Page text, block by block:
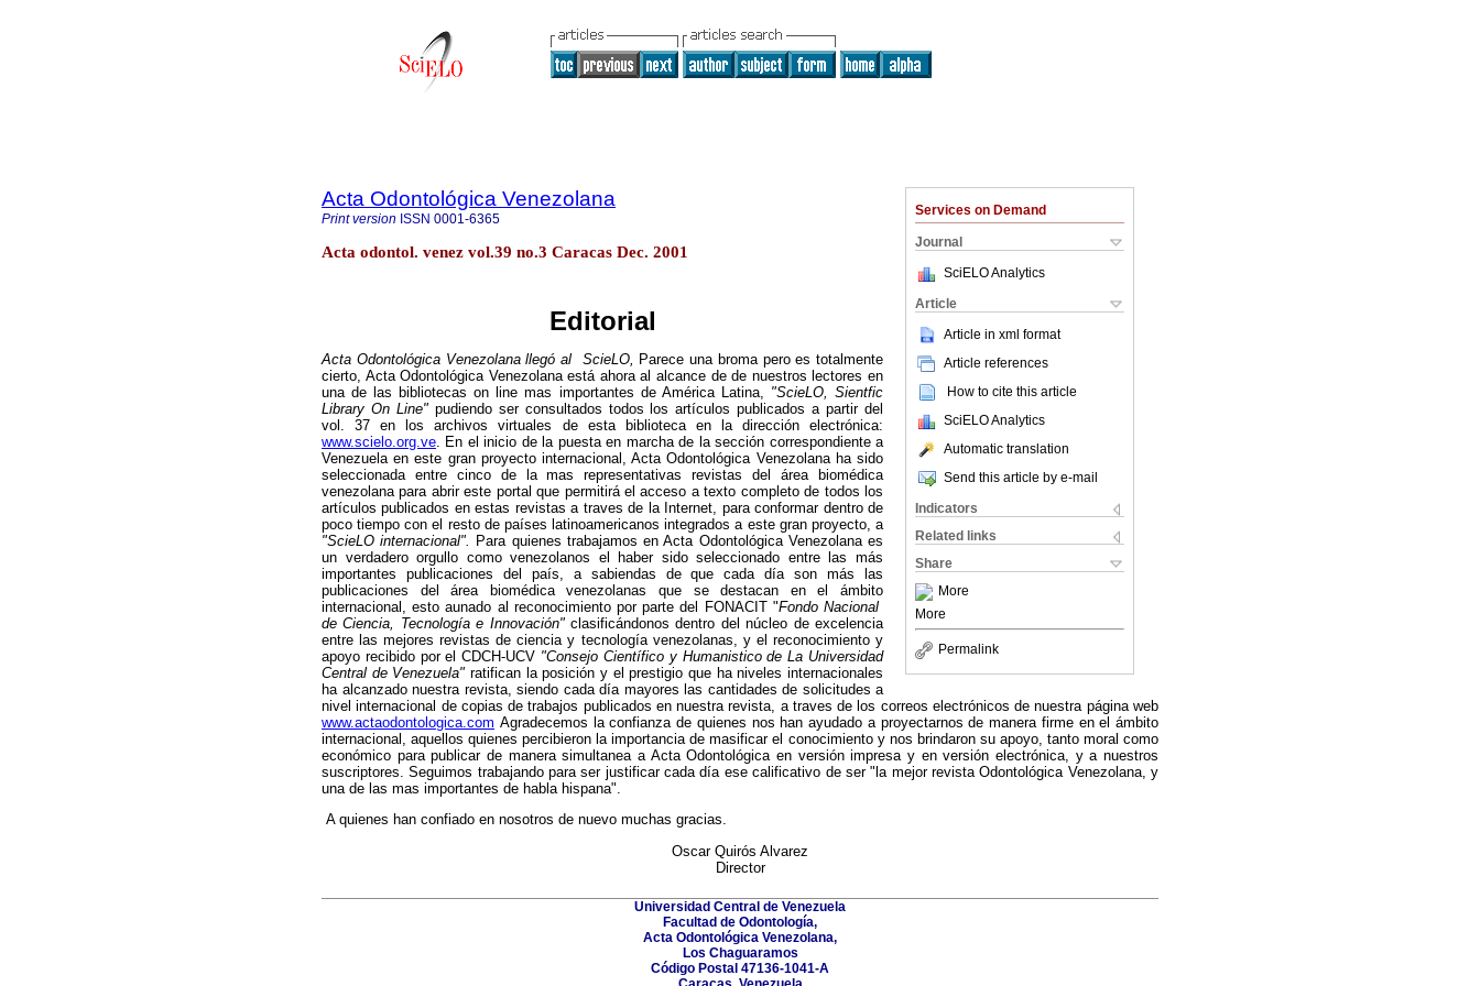
Services on Demand
Journal
SciELO Analytics
Article
Article in xml format
Article references
How to cite this article
SciELO Analytics
Automatic translation
Send this article by e-mail
Indicators
Related links
Share
More
More
Permalink
Acta Odontológica Venezolana
Print version ISSN 0001-6365
Acta odontol. venez vol.39 no.3 Caracas Dec. 2001
Editorial
Acta Odontológica Venezolana llegó al ScieLO, Parece una broma pero es totalmente
cierto, Acta Odontológica Venezolana está ahora al alcance de de nuestros lectores en
una de las bibliotecas on line mas importantes de América Latina, "ScieLO, Sientfic
Library On Line" pudiendo ser consultados todos los artículos publicados a partir del
vol. 37 en los archivos virtuales de esta biblioteca en la dirección electrónica:
www.scielo.org.ve. En el inicio de la puesta en marcha de la sección correspondiente a
Venezuela en este gran proyecto internacional, Acta Odontológica Venezolana ha sido
seleccionada entre cinco de la mas representativas revistas del área biomédica
venezolana para abrir este portal que permitirá el acceso a texto completo de todos los
artículos publicados en estas revistas a traves de la Internet, para conformar dentro de
poco tiempo con el resto de países latinoamericanos integrados a este gran proyecto, a
"ScieLO internacional". Para quienes trabajamos en Acta Odontológica Venezolana es
un verdadero orgullo como venezolanos el haber sido seleccionado entre las más
importantes publicaciones del país, a sabiendas de que cada día son más las
publicaciones del área biomédica venezolanas que se destacan en el ámbito
internacional, esto aunado al reconocimiento por parte del FONACIT "Fondo Nacional
de Ciencia, Tecnología e Innovación" clasificándonos dentro del núcleo de excelencia
entre las mejores revistas de ciencia y tecnología venezolanas, y el reconocimiento y
apoyo recibido por el CDCH-UCV "Consejo Científico y Humanistico de La Universidad
Central de Venezuela" ratifican la posición y el prestigio que ha niveles internacionales
ha alcanzado nuestra revista, siendo cada día mayores las cantidades de solicitudes a
nivel internacional de copias de trabajos publicados en nuestra revista, a traves de los correos electrónicos de nuestra página web
www.actaodontologica.com Agradecemos la confianza de quienes nos han ayudado a proyectarnos de manera firme en el ámbito
internacional, aquellos quienes percibieron la importancia de masificar el conocimiento y nos brindaron su apoyo, tanto moral como
económico para publicar de manera simultanea a Acta Odontológica en versión impresa y en versión electrónica, y a nuestros
suscriptores. Seguimos trabajando para ser justificar cada día ese calificativo de ser "la mejor revista Odontológica Venezolana, y
una de las mas importantes de habla hispana".
A quienes han confiado en nosotros de nuevo muchas gracias.
Oscar Quirós Alvarez
Director
Universidad Central de Venezuela
Facultad de Odontología,
Acta Odontológica Venezolana,
Los Chaguaramos
Código Postal 47136-1041-A